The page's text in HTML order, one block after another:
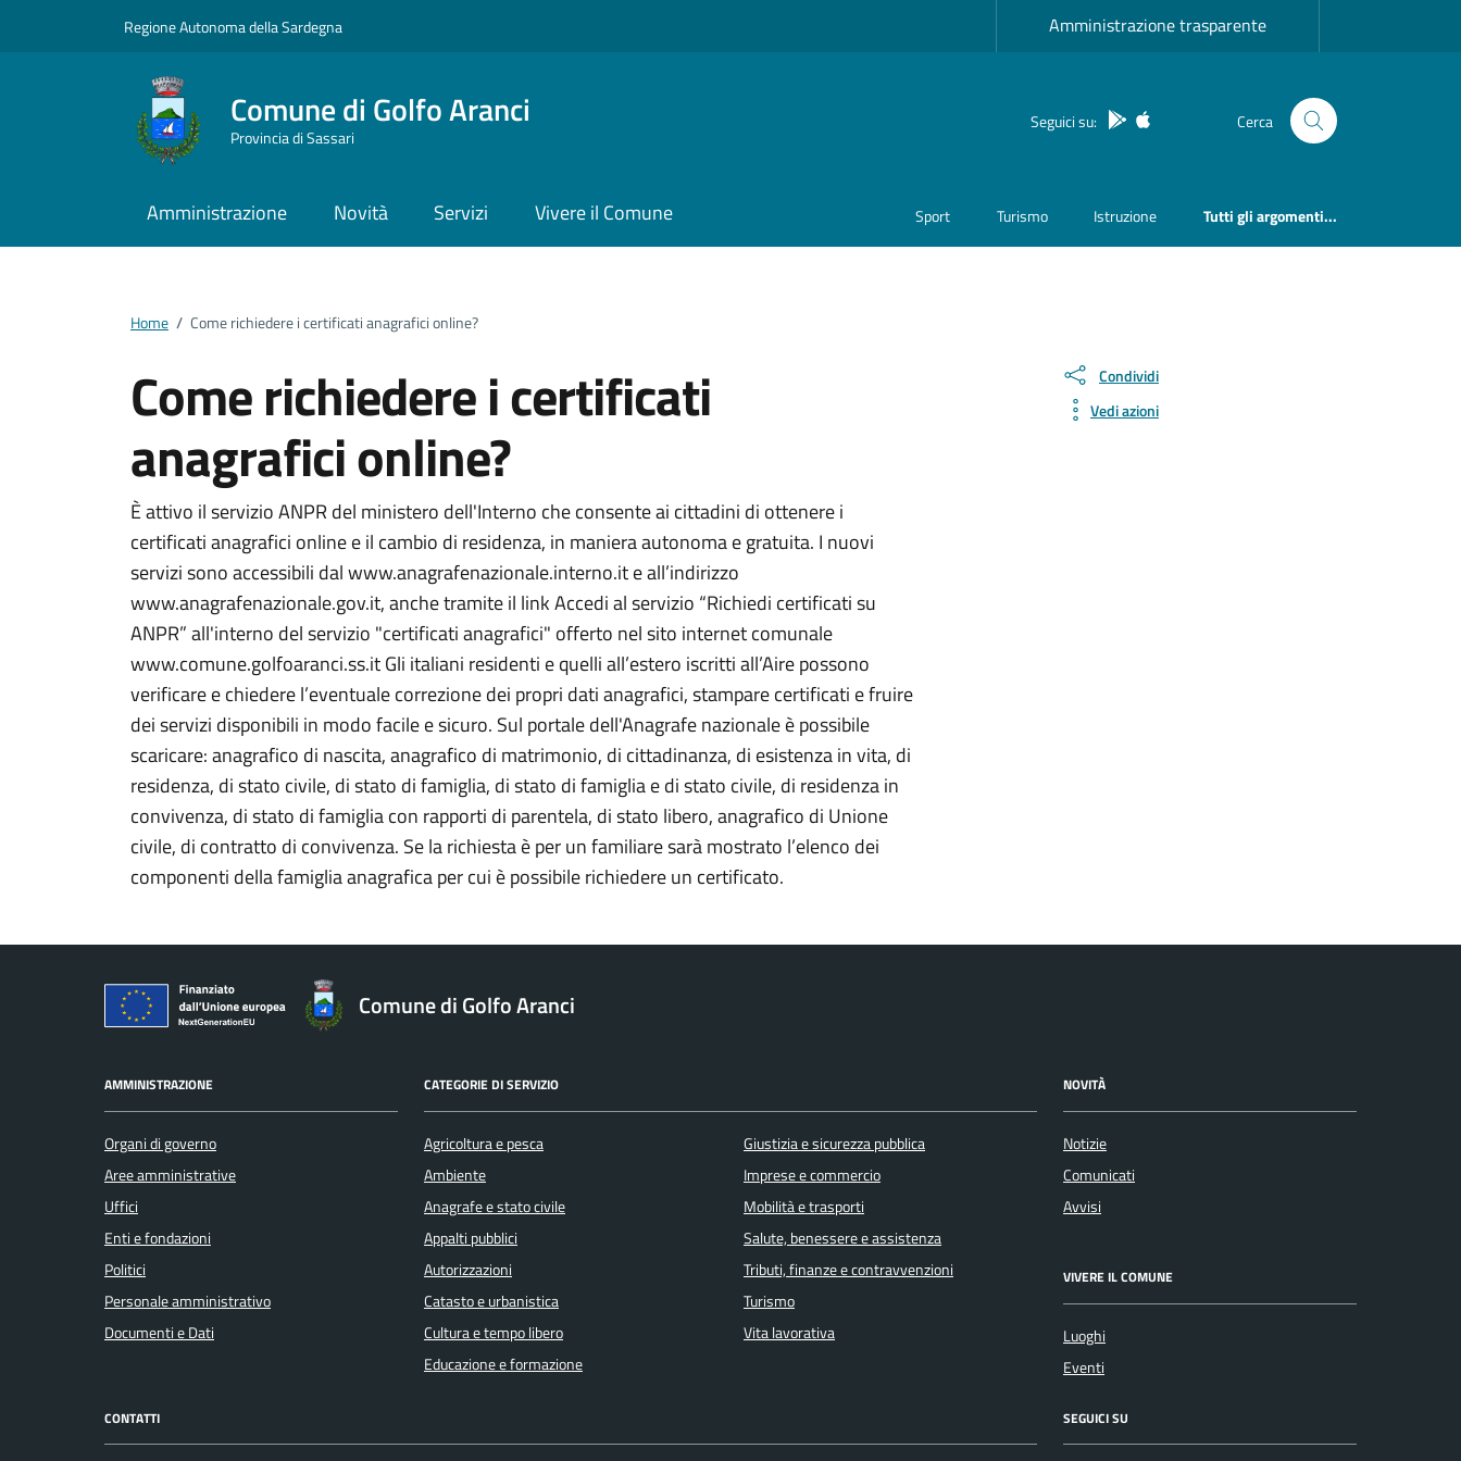
Regione Autonoma della Sardegna Amministrazione trasparente
Comune di Golfo Aranci
Provincia di Sassari
Seguici su: App Android
App IOS Cerca
Amministrazione Novità Servizi Vivere il Comune Sport Turismo Istruzione Tutti gli argomenti...
Home / Come richiedere i certificati anagrafici online?
Come richiedere i certificati
anagrafici online?
È attivo il servizio ANPR del ministero dell'Interno che consente ai cittadini di ottenere i
certificati anagrafici online e il cambio di residenza, in maniera autonoma e gratuita. I nuovi
servizi sono accessibili dal www.anagrafenazionale.interno.it e all’indirizzo
www.anagrafenazionale.gov.it, anche tramite il link Accedi al servizio “Richiedi certificati su
ANPR” all'interno del servizio "certificati anagrafici" offerto nel sito internet comunale
www.comune.golfoaranci.ss.it Gli italiani residenti e quelli all’estero iscritti all’Aire possono
verificare e chiedere l’eventuale correzione dei propri dati anagrafici, stampare certificati e fruire
dei servizi disponibili in modo facile e sicuro. Sul portale dell'Anagrafe nazionale è possibile
scaricare: anagrafico di nascita, anagrafico di matrimonio, di cittadinanza, di esistenza in vita, di
residenza, di stato civile, di stato di famiglia, di stato di famiglia e di stato civile, di residenza in
convivenza, di stato di famiglia con rapporti di parentela, di stato libero, anagrafico di Unione
civile, di contratto di convivenza. Se la richiesta è per un familiare sarà mostrato l’elenco dei
componenti della famiglia anagrafica per cui è possibile richiedere un certificato.
Condividi
Vedi azioni
Comune di Golfo Aranci
AMMINISTRAZIONE
Organi di governo
Aree amministrative
Uffici
Enti e fondazioni
Politici
Personale amministrativo
Documenti e Dati
CATEGORIE DI SERVIZIO
Agricoltura e pesca
Ambiente
Anagrafe e stato civile
Appalti pubblici
Autorizzazioni
Catasto e urbanistica
Cultura e tempo libero
Educazione e formazione
Giustizia e sicurezza pubblica
Imprese e commercio
Mobilità e trasporti
Salute, benessere e assistenza
Tributi, finanze e contravvenzioni
Turismo
Vita lavorativa
NOVITÀ
Notizie
Comunicati
Avvisi
VIVERE IL COMUNE
Luoghi
Eventi
CONTATTI SEGUICI SU